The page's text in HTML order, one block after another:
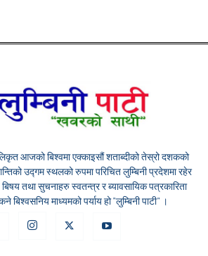
आजको बिश्वमा एक्काइसौं शताब्दीको तेस्रो दशकको
उद्गम स्थलको रुपमा परिचित लुम्बिनी प्रदेशमा रहेर
बिषय तथा सुचनाहरु स्वतन्त्र र ब्यावसायिक पत्रकारिता
बिश्वसनिय माध्यमको पर्याय हो "लुम्बिनी पाटी" ।